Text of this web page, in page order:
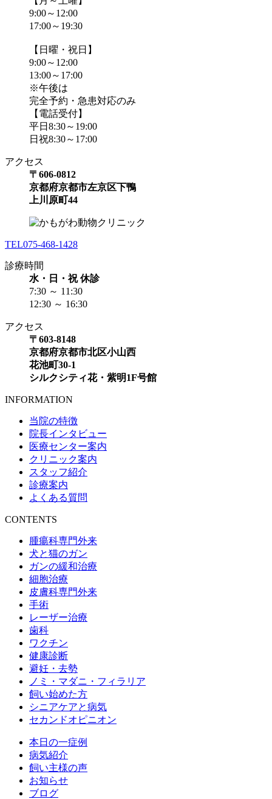
9:00～12:00
17:00～19:30
【日曜・祝日】
9:00～12:00
13:00～17:00
※午後は
完全予約・急患対応のみ
【電話受付】
平日8:30～19:00
日祝8:30～17:00
アクセス
〒606-0812
京都府京都市左京区下鴨
上川原町44
TEL075-468-1428
診療時間
水・日・祝 休診
7:30 ～ 11:30
12:30 ～ 16:30
アクセス
〒603-8148
京都府京都市北区小山西
花池町30-1
シルクシティ花・紫明1F号館
INFORMATION
当院の特徴
院長インタビュー
医療センター案内
クリニック案内
スタッフ紹介
診療案内
よくある質問
CONTENTS
腫瘍科専門外来
犬と猫のガン
ガンの緩和治療
細胞治療
皮膚科専門外来
手術
レーザー治療
歯科
ワクチン
健康診断
避妊・去勢
ノミ・マダニ・フィラリア
飼い始めた方
シニアケアと病気
セカンドオピニオン
本日の一症例
病気紹介
飼い主様の声
お知らせ
ブログ